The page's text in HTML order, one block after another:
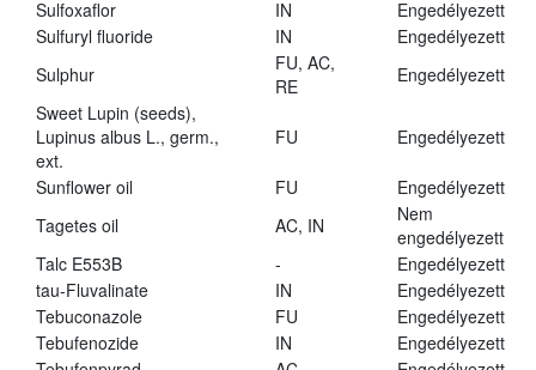
Sulfoxaflor
IN
Engedélyezett
Sulfuryl fluoride
IN
Engedélyezett
Sulphur
FU, AC,
RE
Engedélyezett
Sweet Lupin (seeds),
Lupinus albus L., germ.,
ext.
FU Engedélyezett
Sunflower oil FU
Engedélyezett
Tagetes oil
AC, IN
Nem
engedélyezett
Talc E553B
-
Engedélyezett
tau-Fluvalinate
IN
Engedélyezett
Tebuconazole
FU
Engedélyezett
Tebufenozide
IN
Engedélyezett